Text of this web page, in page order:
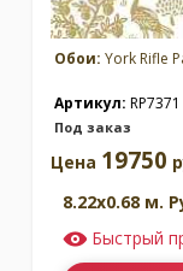
Обои: York Rifle
Артикул: RP7371
Под заказ
Цена 19750
8.22x0.68 м.
Быстрый